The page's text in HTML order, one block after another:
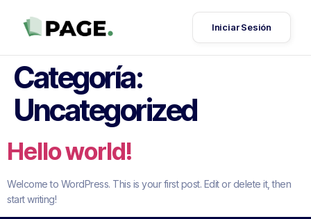
Iniciar Sesión
Categoría:
Uncategorized
Hello world!
Welcome to WordPress. This is your first post. Edit or delete it, then
start writing!